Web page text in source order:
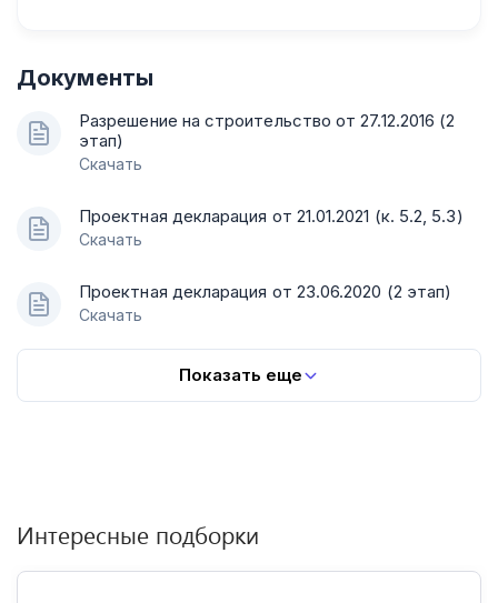
Документы
Разрешение на строительство от 27.12.2016 (2
этап)
Скачать
Проектная декларация от 21.01.2021 (к. 5.2, 5.3)
Скачать
Проектная декларация от 23.06.2020 (2 этап)
Скачать
Показать еще
Интересные подборки